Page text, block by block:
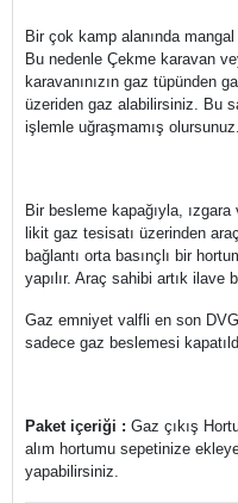
Bir çok kamp alanında
Bu nedenle Çekme karavan
karavanınızın gaz tüpünden
üzeriden gaz alabilirsiniz. Bu
işlemle uğraşmamış olursunuz.
Bir besleme kapağıyla,
likit gaz tesisatı üzerinden
bağlantı orta basınçlı bir
yapılır. Araç sahibi artık ilave
Gaz emniyet valfli en son
sadece gaz beslemesi
Paket içeriği : Gaz çıkış
alım hortumu sepetinize
yapabilirsiniz.